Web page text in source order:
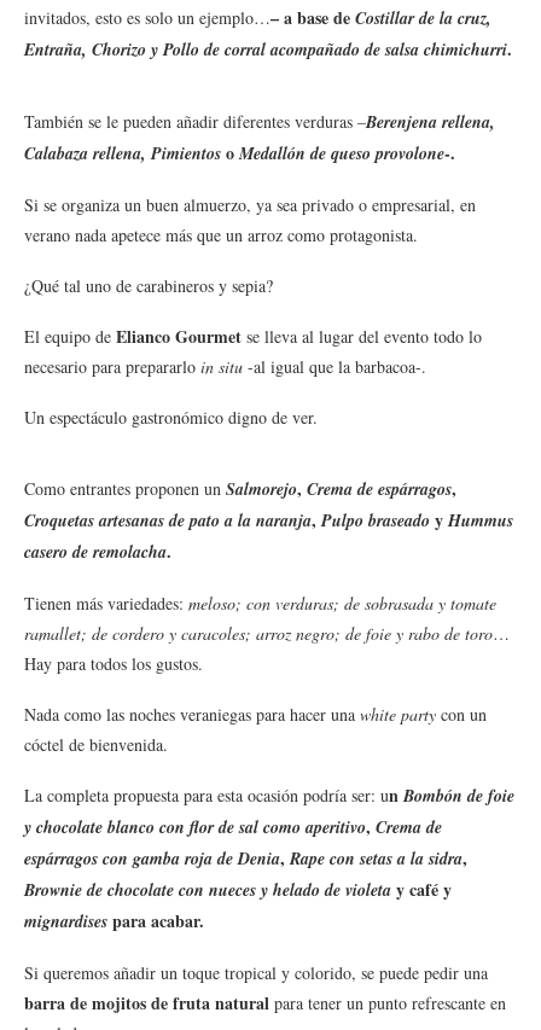
invitados, esto es solo un ejemplo…– a base de Costillar de la cruz,
Entraña, Chorizo y Pollo de corral acompañado de salsa chimichurri.
También se le pueden añadir diferentes verduras –Berenjena rellena,
Calabaza rellena, Pimientos oMedallón de queso provolone-.
Si se organiza un buen almuerzo, ya sea privado o empresarial, en
verano nada apetece más que un arroz como protagonista.
¿Qué tal uno de carabineros y sepia?
El equipo de Elianco Gourmet se lleva al lugar del evento todo lo
necesario para prepararlo in situ -al igual que la barbacoa-.
Un espectáculo gastronómico digno de ver.
Como entrantes proponen un Salmorejo, Crema de espárragos,
Croquetas artesanas de pato a la naranja,Pulpo braseado yHummus
casero de remolacha.
Tienen más variedades: meloso; con verduras; de sobrasada y tomate
ramallet; de cordero y caracoles; arroz negro; de foie y rabo de toro…
Hay para todos los gustos.
Nada como las noches veraniegas para hacer una white party con un
cóctel de bienvenida.
La completa propuesta para esta ocasión podría ser: unBombón de foie
y chocolate blanco con flor de sal como aperitivo, Crema de
espárragos con gamba roja de Denia,Rape con setas a la sidra,
Brownie de chocolate con nueces y helado de violeta y café y
mignardises para acabar.
Si queremos añadir un toque tropical y colorido, se puede pedir una
barra de mojitos de fruta natural para tener un punto refrescante en